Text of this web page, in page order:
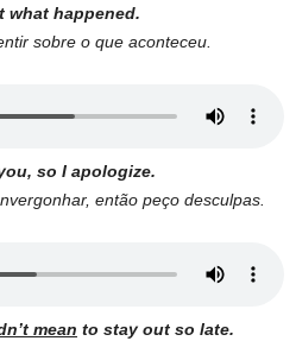
what happened.
sobre o que aconteceu.
so I apologize.
então peço desculpas.
mean to stay out so late.